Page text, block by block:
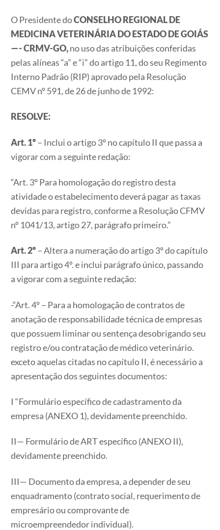
O Presidente doCONSELHO REGIONAL DE
MEDICINA VETERINÁRIA DO ESTADO DE GOIÁS
—- CRMV-GO,no uso das atribuições conferidas
pelas alíneas “a” e “i” do artigo 11, do seu Regimento
Interno Padrão (RIP) aprovado pela Resolução
CEMV nº 591, de 26 de junho de 1992:
RESOLVE:
Art. 1º– Inclui o artigo 3º no capítulo II que passa a
vigorar com a seguinte redação:
“Art. 3º Para homologação do registro desta
atividade o estabelecimento deverá pagar as taxas
devidas para registro, conforme a Resolução CFMV
nº 1041/13, artigo 27, parágrafo primeiro.”
Art. 2º– Altera a numeração do artigo 3º do capítulo
III para artigo 4º. e inclui parágrafo único, passando
a vigorar com a seguinte redação:
-“Art. 4º – Para a homologação de contratos de
anotação de responsabilidade técnica de empresas
que possuem liminar ou sentença desobrigando seu
registro e/ou contratação de médico veterinário.
exceto aquelas citadas no capítulo II, é necessário a
apresentação dos seguintes documentos:
I “Formulário específico de cadastramento da
empresa (ANEXO 1), devidamente preenchido.
II— Formulário de ART específico (ANEXO II),
devidamente preenchido.
III— Documento da empresa, a depender de seu
enquadramento (contrato social, requerimento de
empresário ou comprovante de
microempreendedor individual).